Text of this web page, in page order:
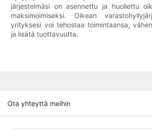
järjestelmäsi on asennettu ja huollettu
maksimoimiseksi. Oikean
yrityksesi voi tehostaa toimintaansa,
ja lisätä tuottavuutta.
Ota yhteyttä meihin